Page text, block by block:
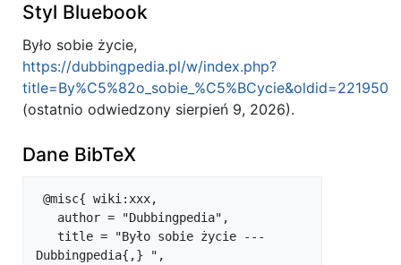
Styl Bluebook
Było sobie życie,
https://dubbingpedia.pl/w/index.php?
title=By%C5%82o_sobie_%C5%BCycie&oldid=221950
(ostatnio odwiedzony sierpień 9, 2026).
Dane BibTeX
Dubbingpedia{,} ",